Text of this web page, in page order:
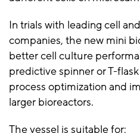
In trials with leading cell
companies, the new mini
better cell culture
predictive spinner or T-
process optimization and
larger bioreactors.
The vessel is suitable for: